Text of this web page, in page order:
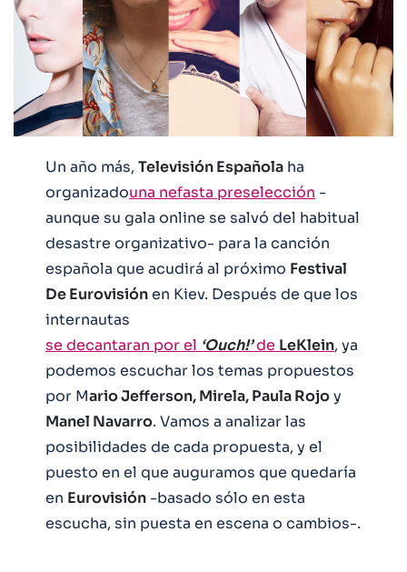
Un año más, Televisión Española ha
organizadouna nefasta preselección -
aunque su gala online se salvó del habitual
desastre organizativo- para la canción
española que acudirá al próximo Festival
De Eurovisiónen Kiev. Después de que los
internautas
se decantaran por el ‘Ouch!’de LeKlein, ya
podemos escuchar los temas propuestos
por Mario Jefferson, Mirela, Paula Rojoy
Manel Navarro. Vamos a analizar las
posibilidades de cada propuesta, y el
puesto en el que auguramos que quedaría
en Eurovisión -basado sólo en esta
escucha, sin puesta en escena o cambios-.